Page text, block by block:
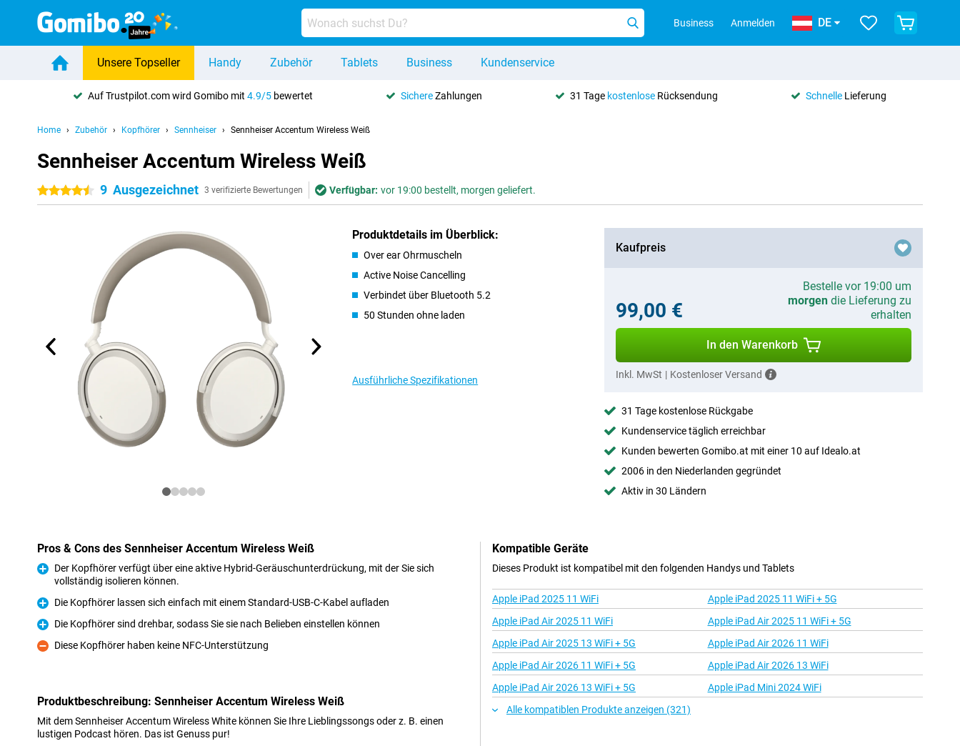
Business Anmelden DE
Unsere Topseller Handy Zubehör Tablets Business Kundenservice
Auf Trustpilot.com wird Gomibo mit4.9/5 bewertet SichereZahlungen 31 Tage kostenloseRücksendung SchnelleLieferung
Home Zubehör Kopfhörer Sennheiser Sennheiser Accentum Wireless Weiß
Sennheiser Accentum Wireless Weiß
4.5 Sterne
9 Ausgezeichnet 3 verifizierte Bewertungen Verfügbar: vor 19:00 bestellt, morgen geliefert.
Produktdetails im Überblick:
Over ear Ohrmuscheln
Active Noise Cancelling
Verbindet über Bluetooth 5.2
50 Stunden ohne laden
Ausführliche Spezifikationen
Kaufpreis
99,00 €
Bestelle vor 19:00 um
morgendie Lieferung zu
erhalten
In den Warenkorb
Inkl. MwSt | Kostenloser Versand
31 Tage kostenlose Rückgabe
Kundenservice täglich erreichbar
Kunden bewerten Gomibo.at mit einer 10 auf Idealo.at
2006 in den Niederlanden gegründet
Aktiv in 30 Ländern
Pros & Cons des Sennheiser Accentum Wireless Weiß
Der Kopfhörer verfügt über eine aktive Hybrid-Geräuschunterdrückung, mit der Sie sich
vollständig isolieren können.
Pro
Die Kopfhörer lassen sich einfach mit einem Standard-USB-C-Kabel aufladen
Pro
Die Kopfhörer sind drehbar, sodass Sie sie nach Belieben einstellen können
Kontra
Diese Kopfhörer haben keine NFC-Unterstützung
Produktbeschreibung: Sennheiser Accentum Wireless Weiß
Mit dem Sennheiser Accentum Wireless White können Sie Ihre Lieblingssongs oder z. B. einen
lustigen Podcast hören. Das ist Genuss pur!
Kompatible Geräte
Dieses Produkt ist kompatibel mit den folgenden Handys und Tablets
Apple iPad 2025 11 WiFi
Apple iPad 2025 11 WiFi + 5G
Apple iPad Air 2025 11 WiFi
Apple iPad Air 2025 11 WiFi + 5G
Apple iPad Air 2025 13 WiFi + 5G
Apple iPad Air 2026 11 WiFi
Apple iPad Air 2026 11 WiFi + 5G
Apple iPad Air 2026 13 WiFi
Apple iPad Air 2026 13 WiFi + 5G
Apple iPad Mini 2024 WiFi
Alle kompatiblen Produkte anzeigen (321)